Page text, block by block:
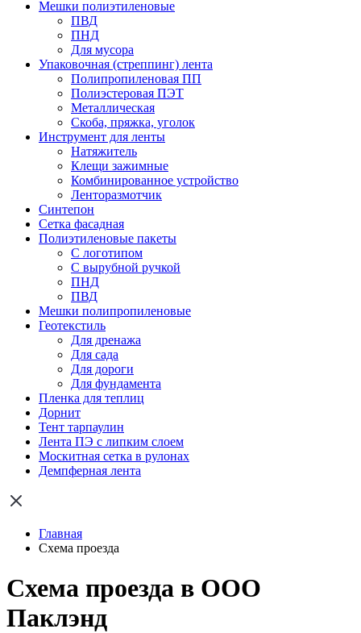
Мешки полиэтиленовые
ПВД
ПНД
Для мусора
Упаковочная (стреппинг) лента
Полипропиленовая ПП
Полиэстеровая ПЭТ
Металлическая
Скоба, пряжка, уголок
Инструмент для ленты
Натяжитель
Клещи зажимные
Комбинированное устройство
Ленторазмотчик
Синтепон
Сетка фасадная
Полиэтиленовые пакеты
С логотипом
С вырубной ручкой
ПНД
ПВД
Мешки полипропиленовые
Геотекстиль
Для дренажа
Для сада
Для дороги
Для фундамента
Пленка для теплиц
Дорнит
Тент тарпаулин
Лента ПЭ с липким слоем
Москитная сетка в рулонах
Демпферная лента
Главная
Схема проезда
Схема проезда в ООО
Паклэнд